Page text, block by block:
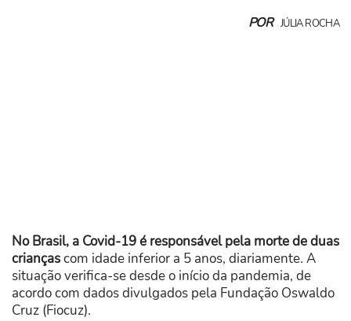
POR JÚLIA ROCHA
No Brasil, a Covid-19 é responsável pela morte de duas
criançascom idade inferior a 5 anos, diariamente. A
situação verifica-se desde o início da pandemia, de
acordo com dados divulgados pela Fundação Oswaldo
Cruz (Fiocuz).